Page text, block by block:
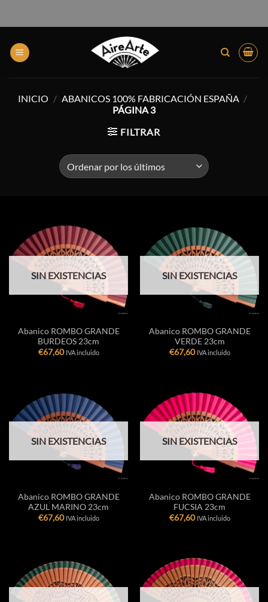
INICIO / ABANICOS 100% FABRICACIÓN ESPAÑA /
PÁGINA 3
FILTRAR
SIN EXISTENCIAS
Abanico ROMBO GRANDE
BURDEOS 23cm
€67,60 IVA incluido
SIN EXISTENCIAS
Abanico ROMBO GRANDE
VERDE 23cm
€67,60 IVA incluido
SIN EXISTENCIAS
Abanico ROMBO GRANDE
AZUL MARINO 23cm
€67,60 IVA incluido
SIN EXISTENCIAS
Abanico ROMBO GRANDE
FUCSIA 23cm
€67,60 IVA incluido